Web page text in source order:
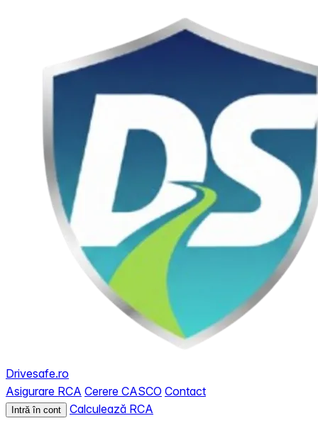
Drivesafe.ro
Asigurare RCA Cerere CASCO Contact
Intră în cont Calculează RCA